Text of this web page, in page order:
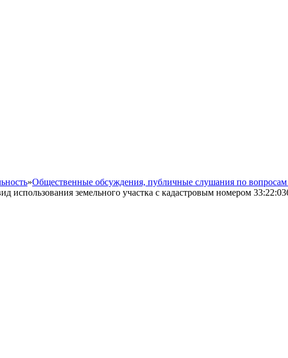
»Общественные обсуждения, публичные слушания по вопросам
использования земельного участка с кадастровым номером